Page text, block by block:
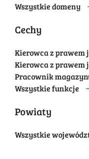
Wszystkie domeny
Cechy
Kierowca z prawem
Kierowca z prawem
Pracownik
Wszystkie funkcje
Powiaty
Wszystkie